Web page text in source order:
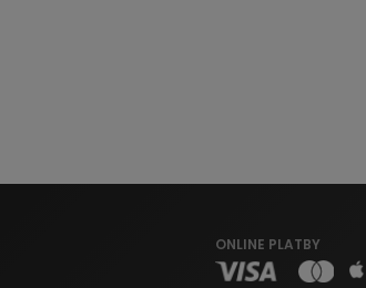
ONLINE PLATBY